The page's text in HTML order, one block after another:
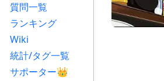
質問一覧
ランキング
Wiki
統計/タグ一覧
サポーター👑